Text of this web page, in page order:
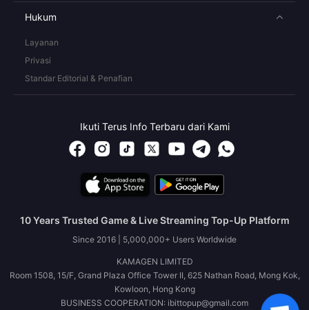
Hukum
Layanan
Privasi
Standar Editorial & Penafian
Ikuti Terus Info Terbaru dari Kami
10 Years Trusted Game & Live Streaming Top-Up Platform
Since 2016 | 5,000,000+ Users Worldwide
KAMAGEN LIMITED
Room 1508, 15/F, Grand Plaza Office Tower II, 625 Nathan Road, Mong Kok,
Kowloon, Hong Kong
BUSINESS COOPERATION: ibittopup@gmail.com